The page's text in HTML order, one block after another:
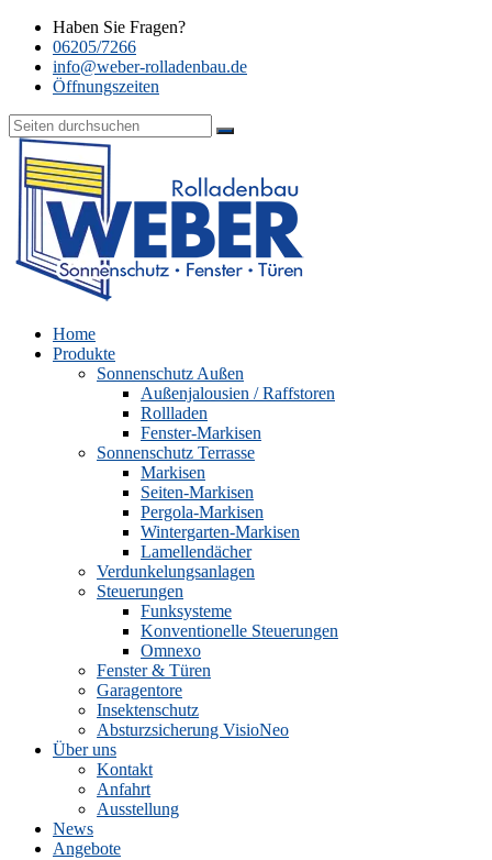
Haben Sie Fragen?
06205/7266
info@weber-rolladenbau.de
Öffnungszeiten
Home
Produkte
Sonnenschutz Außen
Außenjalousien / Raffstoren
Rollladen
Fenster-Markisen
Sonnenschutz Terrasse
Markisen
Seiten-Markisen
Pergola-Markisen
Wintergarten-Markisen
Lamellendächer
Verdunkelungsanlagen
Steuerungen
Funksysteme
Konventionelle Steuerungen
Omnexo
Fenster & Türen
Garagentore
Insektenschutz
Absturzsicherung VisioNeo
Über uns
Kontakt
Anfahrt
Ausstellung
News
Angebote